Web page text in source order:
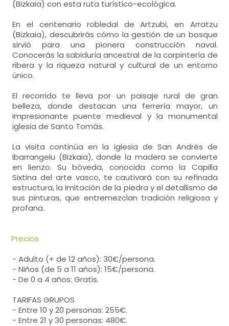
(Bizkaia) con esta ruta turístico-ecológica.
En el centenario robledal de Artzubi, en Arratzu
(Bizkaia), descubrirás cómo la gestión de un bosque
sirvió para una pionera construcción naval.
Conocerás la sabiduría ancestral de la carpintería de
ribera y la riqueza natural y cultural de un entorno
único.
El recorrido te lleva por un paisaje rural de gran
belleza, donde destacan una ferrería mayor, un
impresionante puente medieval y la monumental
iglesia de Santo Tomás.
La visita continúa en la iglesia de San Andrés de
Ibarrangelu (Bizkaia), donde la madera se convierte
en lienzo. Su bóveda, conocida como la Capilla
Sixtina del arte vasco, te cautivará con su refinada
estructura, la imitación de la piedra y el detallismo de
sus pinturas, que entremezclan tradición religiosa y
profana.
Precios
- Adulto (+ de 12 años): 30€/persona.
- Niños (de 5 a 11 años): 15€/persona.
- De 0 a 4 años: Gratis.
TARIFAS GRUPOS
- Entre 10 y 20 personas: 255€.
- Entre 21 y 30 personas: 480€.